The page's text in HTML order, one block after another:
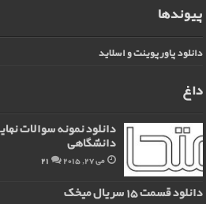
پیوندها
دانلود پاورپوینت و اسلاید
داغ
دانلود نمونه سوالات
دانشگاهی
می 27, 2015 21
دانلود قسمت 15 سریال میخک